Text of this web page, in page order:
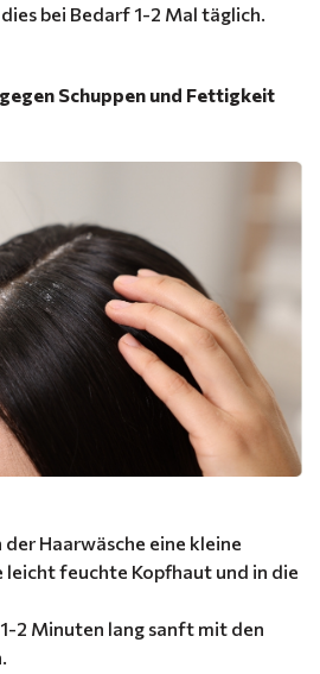
bei Bedarf 1-2 Mal täglich.
Schuppen und Fettigkeit
der Haarwäsche eine kleine
leicht feuchte Kopfhaut und in die
2 Minuten lang sanft mit den